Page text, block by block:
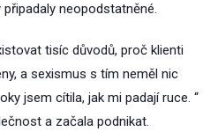
neopodstatněné.
tisíc důvodů, proč klienti
a sexismus s tím neměl nic
jsem cítila, jak mi padají ruce. “
a začala podnikat.